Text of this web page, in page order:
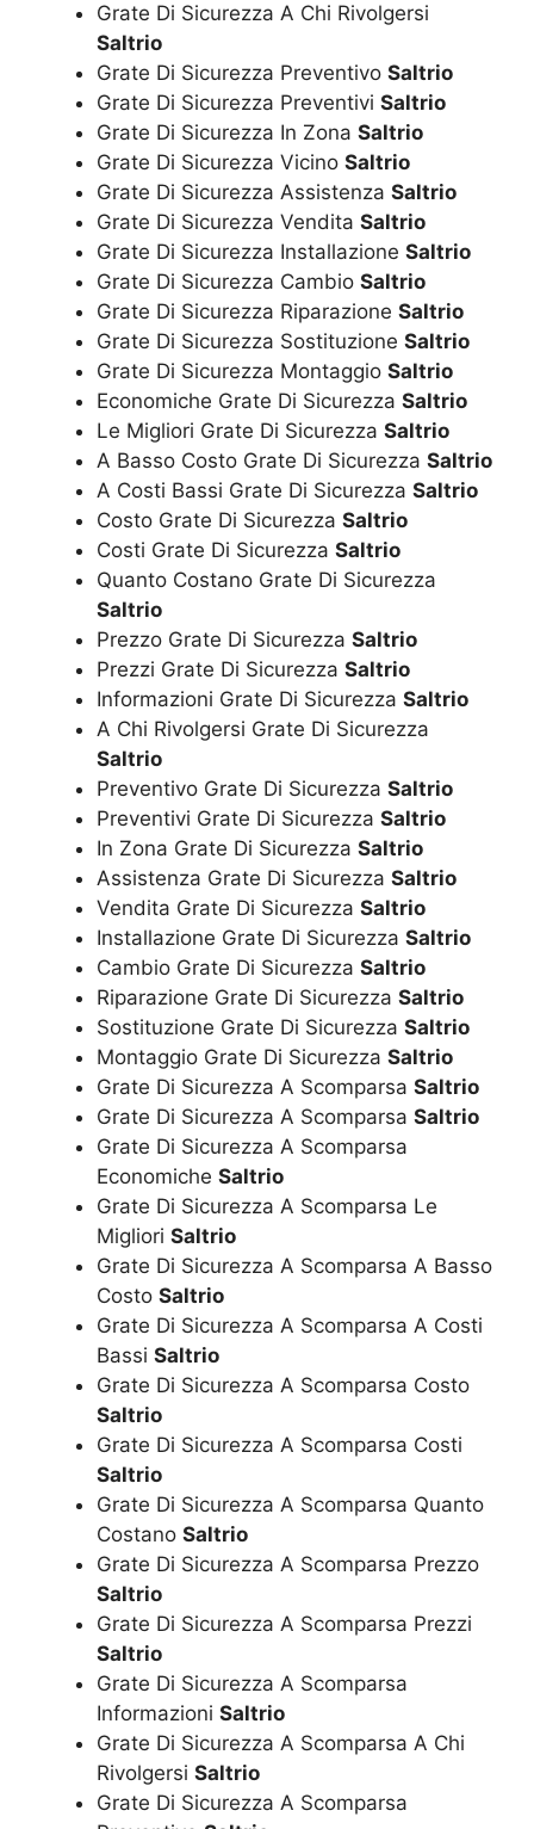
Grate Di Sicurezza A Chi Rivolgersi
Saltrio
Grate Di Sicurezza Preventivo Saltrio
Grate Di Sicurezza Preventivi Saltrio
Grate Di Sicurezza In Zona Saltrio
Grate Di Sicurezza Vicino Saltrio
Grate Di Sicurezza Assistenza Saltrio
Grate Di Sicurezza Vendita Saltrio
Grate Di Sicurezza Installazione Saltrio
Grate Di Sicurezza Cambio Saltrio
Grate Di Sicurezza Riparazione Saltrio
Grate Di Sicurezza Sostituzione Saltrio
Grate Di Sicurezza Montaggio Saltrio
Economiche Grate Di Sicurezza Saltrio
Le Migliori Grate Di Sicurezza Saltrio
A Basso Costo Grate Di Sicurezza Saltrio
A Costi Bassi Grate Di Sicurezza Saltrio
Costo Grate Di Sicurezza Saltrio
Costi Grate Di Sicurezza Saltrio
Quanto Costano Grate Di Sicurezza
Saltrio
Prezzo Grate Di Sicurezza Saltrio
Prezzi Grate Di Sicurezza Saltrio
Informazioni Grate Di Sicurezza Saltrio
A Chi Rivolgersi Grate Di Sicurezza
Saltrio
Preventivo Grate Di Sicurezza Saltrio
Preventivi Grate Di Sicurezza Saltrio
In Zona Grate Di Sicurezza Saltrio
Assistenza Grate Di Sicurezza Saltrio
Vendita Grate Di Sicurezza Saltrio
Installazione Grate Di Sicurezza Saltrio
Cambio Grate Di Sicurezza Saltrio
Riparazione Grate Di Sicurezza Saltrio
Sostituzione Grate Di Sicurezza Saltrio
Montaggio Grate Di Sicurezza Saltrio
Grate Di Sicurezza A Scomparsa Saltrio
Grate Di Sicurezza A Scomparsa Saltrio
Grate Di Sicurezza A Scomparsa
Economiche Saltrio
Grate Di Sicurezza A Scomparsa Le
Migliori Saltrio
Grate Di Sicurezza A Scomparsa A Basso
Costo Saltrio
Grate Di Sicurezza A Scomparsa A Costi
Bassi Saltrio
Grate Di Sicurezza A Scomparsa Costo
Saltrio
Grate Di Sicurezza A Scomparsa Costi
Saltrio
Grate Di Sicurezza A Scomparsa Quanto
Costano Saltrio
Grate Di Sicurezza A Scomparsa Prezzo
Saltrio
Grate Di Sicurezza A Scomparsa Prezzi
Saltrio
Grate Di Sicurezza A Scomparsa
Informazioni Saltrio
Grate Di Sicurezza A Scomparsa A Chi
Rivolgersi Saltrio
Grate Di Sicurezza A Scomparsa